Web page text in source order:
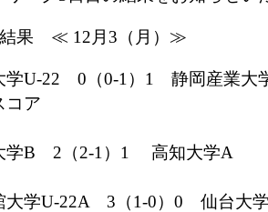
結果 ≪ 12月3（月）≫
学U-22 0（0-1）1 静岡産
コア
学B 2（2-1）1 高知大学A
大学U-22A 3（1-0）0 仙台